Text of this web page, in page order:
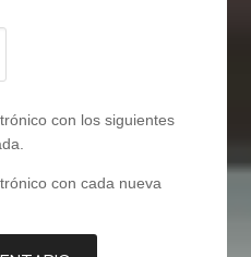
con los siguientes
con cada nueva